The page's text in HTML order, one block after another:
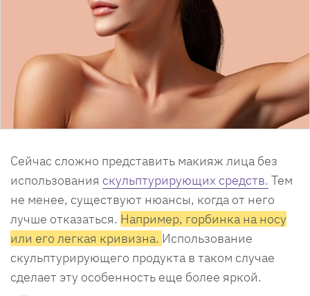
Сейчас сложно представить макияж лица без
использования скульптурирующих средств. Тем
не менее, существуют нюансы, когда от него
лучше отказаться. Например, горбинка на носу
или его легкая кривизна. Использование
скульптурирующего продукта в таком случае
сделает эту особенность еще более яркой.